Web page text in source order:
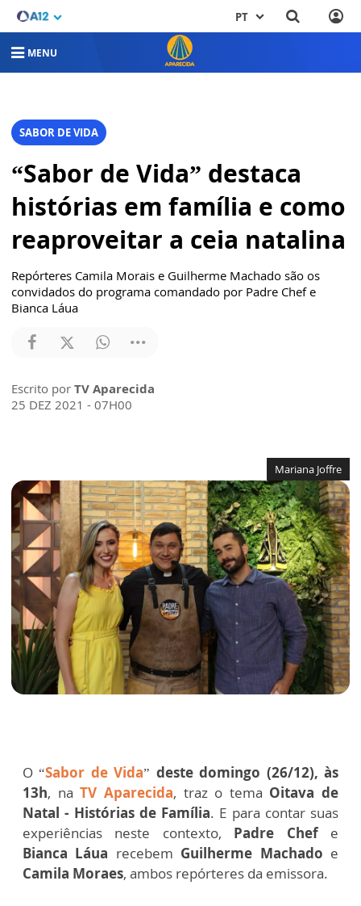
PT
MENU
SABOR DE VIDA
“Sabor de Vida” destaca
histórias em família e como
reaproveitar a ceia natalina
Repórteres Camila Morais e Guilherme Machado são os
convidados do programa comandado por Padre Chef e
Bianca Láua
Escrito por TV Aparecida
25 DEZ 2021 - 07H00
Mariana Joffre
O “Sabor de Vida” deste domingo (26/12), às
13h, naTV Aparecida, traz o tema Oitava de
Natal - Histórias de Família. E para contar suas
experiências neste contexto, Padre Chefe
Bianca Láua recebem Guilherme Machado e
Camila Moraes, ambos repórteres da emissora.